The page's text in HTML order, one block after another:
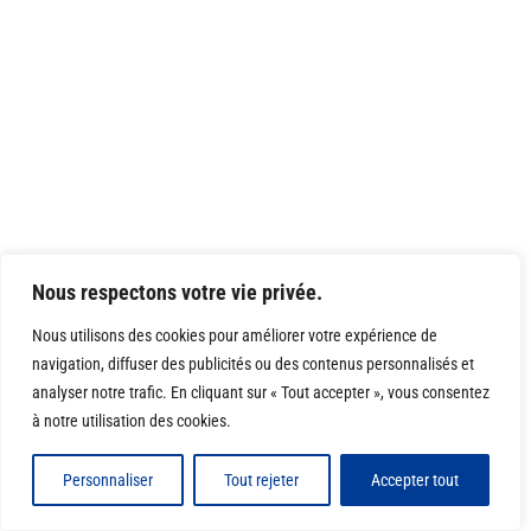
Nous respectons votre vie privée.
Nous utilisons des cookies pour améliorer votre expérience de
navigation, diffuser des publicités ou des contenus personnalisés et
analyser notre trafic. En cliquant sur « Tout accepter », vous consentez
à notre utilisation des cookies.
Personnaliser Tout rejeter Accepter tout